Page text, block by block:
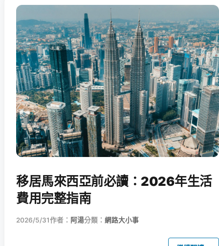
移居馬來西亞前必讀：2026年生活
費用完整指南
2026/5/31作者： 阿湯分類： 網路大小事